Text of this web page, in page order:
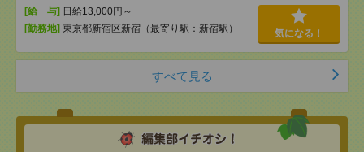
[給 与] 日給13,000円～
[勤務地] 東京都新宿区新宿（最寄り駅：新宿駅） 気になる！
すべて見る